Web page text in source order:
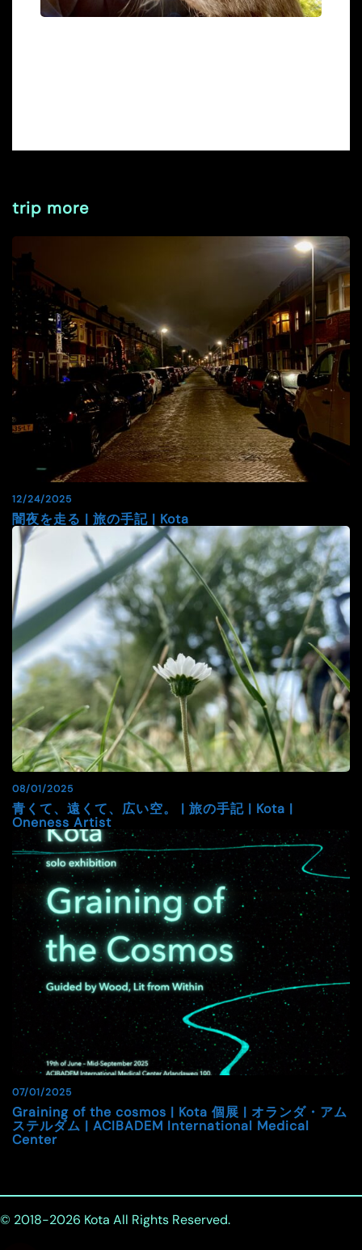
trip more
12/24/2025
闇夜を走る | 旅の手記 | Kota
08/01/2025
青くて、遠くて、広い空。 | 旅の手記 | Kota |
Oneness Artist
07/01/2025
Graining of the cosmos | Kota 個展 | オランダ・アム
ステルダム | ACIBADEM International Medical
Center
© 2018-2026 Kota All Rights Reserved.